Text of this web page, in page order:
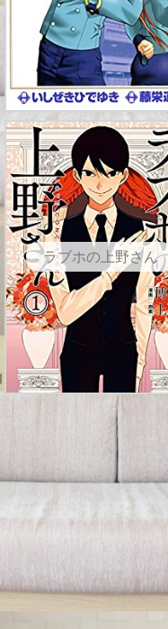
ラブホの上野さん